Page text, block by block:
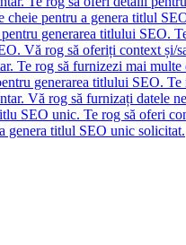
pentru a genera titlul
generarea titlului SEO.
Vă rog să oferiți context și/
Te rog să furnizezi mai
generarea titlului SEO. Te
Vă rog să furnizați datele
SEO unic. Te rog să oferi
genera titlul SEO unic solicitat.